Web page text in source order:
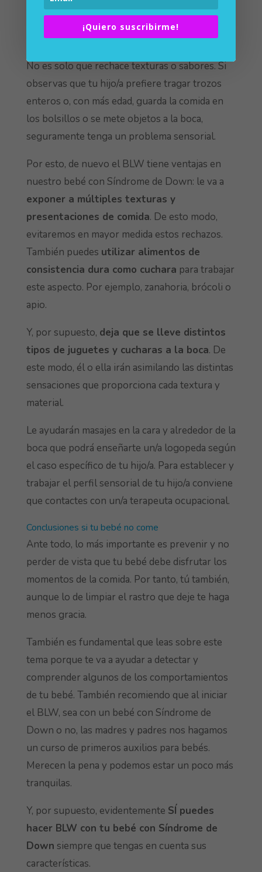
¿Y si rechaza ciertas texturas y/o
sabores?
No es solo que rechace texturas o sabores. Si
observas que tu hijo/a prefiere tragar trozos
enteros o, con más edad, guarda la comida en
los bolsillos o se mete objetos a la boca,
seguramente tenga un problema sensorial.
Por esto, de nuevo el BLW tiene ventajas en
nuestro bebé con Síndrome de Down: le va a
exponer a múltiples texturas y
presentaciones de comida. De esto modo,
evitaremos en mayor medida estos rechazos.
También puedes utilizar alimentos de
consistencia dura como cuchara para trabajar
este aspecto. Por ejemplo, zanahoria, brócoli o
apio.
Y, por supuesto, deja que se lleve distintos
tipos de juguetes y cucharas a la boca. De
este modo, él o ella irán asimilando las distintas
sensaciones que proporciona cada textura y
material.
Le ayudarán masajes en la cara y alrededor de la
boca que podrá enseñarte un/a logopeda según
el caso específico de tu hijo/a. Para establecer y
trabajar el perfil sensorial de tu hijo/a conviene
que contactes con un/a terapeuta ocupacional.
Conclusiones si tu bebé no come
Ante todo, lo más importante es prevenir y no
perder de vista que tu bebé debe disfrutar los
momentos de la comida. Por tanto, tú también,
aunque lo de limpiar el rastro que deje te haga
menos gracia.
También es fundamental que leas sobre este
tema porque te va a ayudar a detectar y
comprender algunos de los comportamientos
de tu bebé. También recomiendo que al iniciar
el BLW, sea con un bebé con Síndrome de
Down o no, las madres y padres nos hagamos
un curso de primeros auxilios para bebés.
Merecen la pena y podemos estar un poco más
tranquilas.
Y, por supuesto, evidentemente SÍ puedes
hacer BLW con tu bebé con Síndrome de
Down siempre que tengas en cuenta sus
características.
¡Quiero suscribirme!